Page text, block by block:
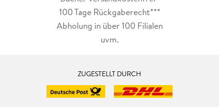
100 Tage Rückgaberecht***
Abholung in über 100 Filialen
uvm.
ZUGESTELLT DURCH